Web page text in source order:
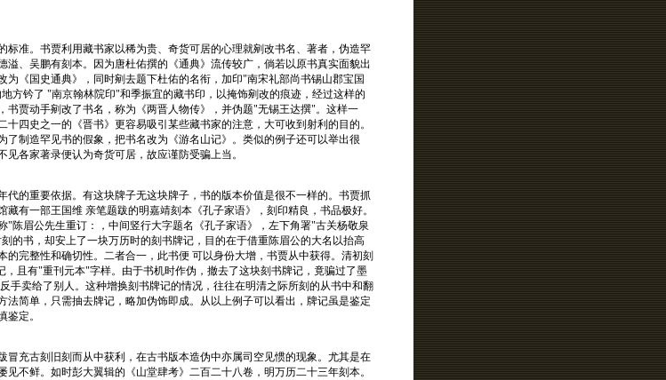
标准。书贾利用藏书家以稀为贵、奇货可居的心理就剜改书名、著者，伪造罕
溢、吴鹏有刻本。因为唐杜佑撰的《通典》流传较广，倘若以原书真实面貌出
《国史通典》，同时剜去题下杜佑的名衔，加印"南宋礼部尚书锡山郡宝国
方钤了 "南京翰林院印"和季振宜的藏书印，以掩饰剜改的痕迹，经过这样的
书贾动手剜改了书名，称为《两晋人物传》，并伪题"无锡王达撰"。这样一
四史之一的《晋书》更容易吸引某些藏书家的注意，大可收到射利的目的。
制造罕见书的假象，把书名改为《游名山记》。类似的例子还可以举出很
各家著录便认为奇货可居，故应谨防受骗上当。
的重要依据。有这块牌子无这块牌子，书的版本价值是很不一样的。书贾抓
有一部王国维 亲笔题跋的明嘉靖刻本《孔子家语》，刻印精良，书品极好。
"陈眉公先生重订：，中间竖行大字题名《孔子家语》，左下角署"古关杨敬泉
的书，却安上了一块万历时的刻书牌记，目的在于借重陈眉公的大名以抬高
完整性和确切性。二者合一，此书便 可以身份大增，书贾从中获得。清初刻
且有"重刊元本"字样。由于书机时作伪，撤去了这块刻书牌记，竟骗过了墨
手卖给了别人。这种增换刻书牌记的情况，往往在明清之际所刻的从书中和翻
简单，只需抽去牌记，略加伪饰即成。从以上例子可以看出，牌记虽是鉴定
鉴定。
冒充古刻旧刻而从中获利，在古书版本造伪中亦属司空见惯的现象。尤其是在
不鲜。如时彭大翼辑的《山堂肆考》二百二十八卷，明万历二十三年刻本。